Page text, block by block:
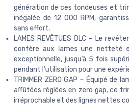
génération de ces tondeuses et
inégalée de 12 000 RPM,
sans effort.
LAMES REVÊTUES DLC – Le
confère aux lames une netteté
exceptionnelle, jusqu’à 5 fois
pendant l’utilisation pour une
TRIMMER ZERO GAP – Équipé de
affûtées réglées en zero gap, ce
irréprochable et des lignes nettes